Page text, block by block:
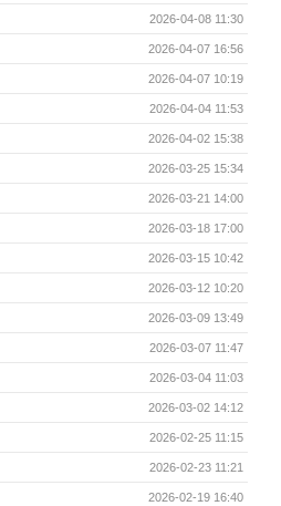
2026-04-08 11:30
2026-04-07 16:56
2026-04-07 10:19
2026-04-04 11:53
2026-04-02 15:38
2026-03-25 15:34
2026-03-21 14:00
2026-03-18 17:00
2026-03-15 10:42
2026-03-12 10:20
2026-03-09 13:49
2026-03-07 11:47
2026-03-04 11:03
2026-03-02 14:12
2026-02-25 11:15
2026-02-23 11:21
2026-02-19 16:40